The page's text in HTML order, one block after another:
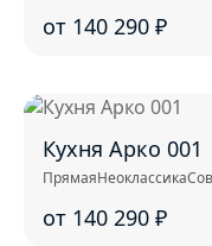
от 140 290 ₽
Кухня Арко 001
ПрямаяНеоклассика
от 140 290 ₽